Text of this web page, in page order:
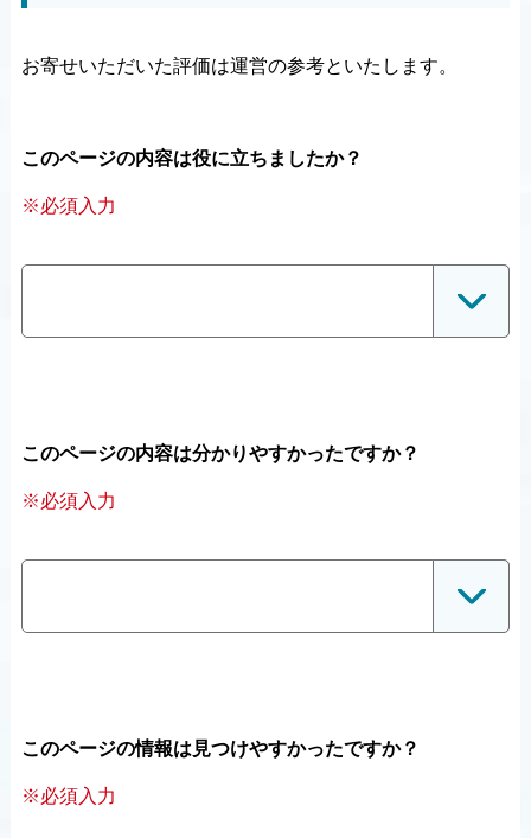
お寄せいただいた評価は運営の参考といたします。
このページの内容は役に立ちましたか？
※必須入力
このページの内容は分かりやすかったですか？
※必須入力
このページの情報は見つけやすかったですか？
※必須入力